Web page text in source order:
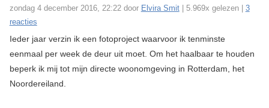
zondag 4 december 2016, 22:22 door Elvira Smit| 5.969x gelezen | 3
reacties
Ieder jaar verzin ik een fotoproject waarvoor ik tenminste
eenmaal per week de deur uit moet. Om het haalbaar te houden
beperk ik mij tot mijn directe woonomgeving in Rotterdam, het
Noordereiland.